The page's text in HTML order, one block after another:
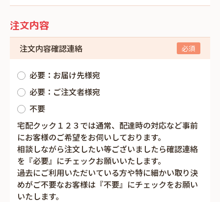
注文内容
注文内容確認連絡
必要：お届け先様宛
必要：ご注文者様宛
不要
宅配クック１２３では通常、配達時の対応など事前
にお客様のご希望をお伺いしております。
相談しながら注文したい等ございましたら確認連絡
を『必要』にチェックお願いいたします。
過去にご利用いただいている方や特に細かい取り決
めがご不要なお客様は『不要』にチェックをお願い
いたします。